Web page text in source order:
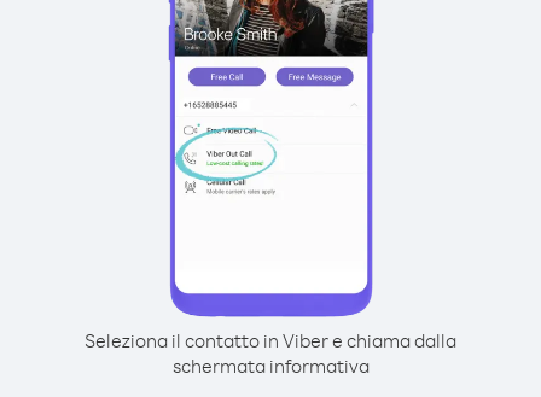
Seleziona il contatto in Viber e chiama dalla
schermata informativa